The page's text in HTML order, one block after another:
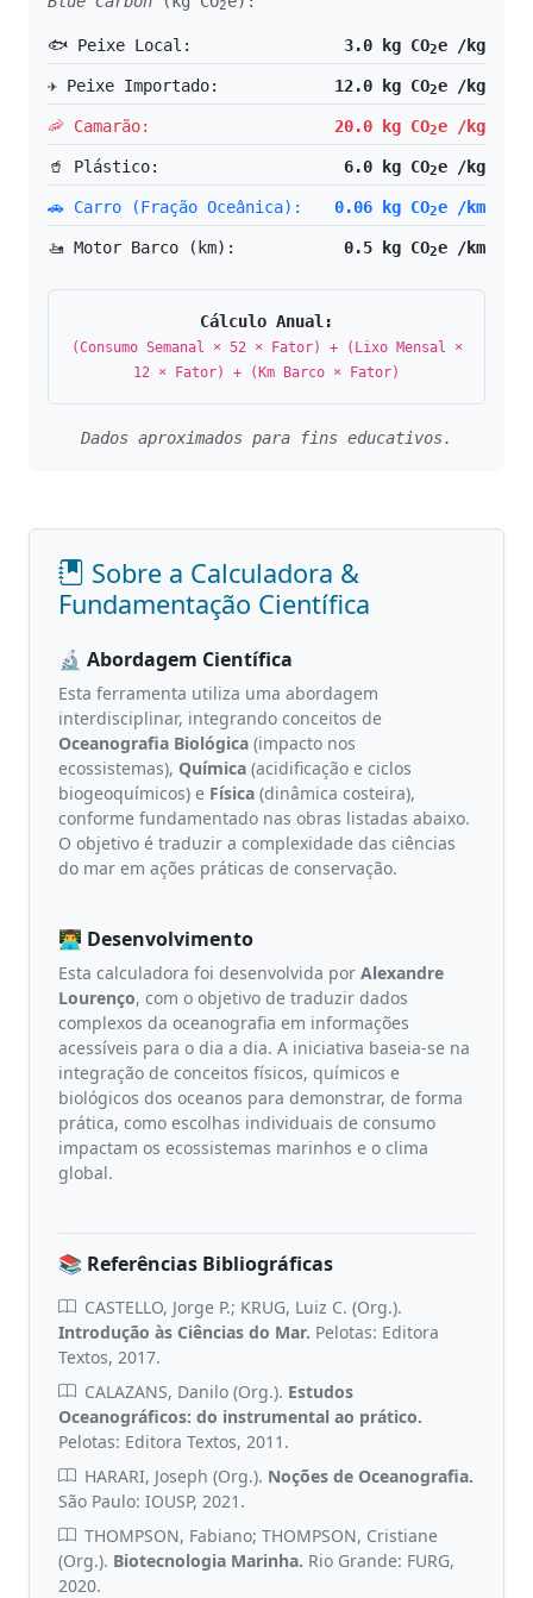
2
🐟 Peixe Local: 3.0 kg CO2e /kg
✈️ Peixe Importado: 12.0 kg CO2e /kg
🦐 Camarão: 20.0 kg CO2e /kg
🥤 Plástico: 6.0 kg CO2e /kg
🚗 Carro (Fração Oceânica): 0.06 kg CO2e /km
🚤 Motor Barco (km): 0.5 kg CO2e /km
Cálculo Anual:
(Consumo Semanal × 52 × Fator) + (Lixo Mensal ×
12 × Fator) + (Km Barco × Fator)
Dados aproximados para fins educativos.
Sobre a Calculadora &
Fundamentação Científica
🔬 Abordagem Científica
Esta ferramenta utiliza uma abordagem
interdisciplinar, integrando conceitos de
Oceanografia Biológica (impacto nos
ecossistemas), Química (acidificação e ciclos
biogeoquímicos) e Física (dinâmica costeira),
conforme fundamentado nas obras listadas abaixo.
O objetivo é traduzir a complexidade das ciências
do mar em ações práticas de conservação.
👨‍💻 Desenvolvimento
Esta calculadora foi desenvolvida por Alexandre
Lourenço, com o objetivo de traduzir dados
complexos da oceanografia em informações
acessíveis para o dia a dia. A iniciativa baseia-se na
integração de conceitos físicos, químicos e
biológicos dos oceanos para demonstrar, de forma
prática, como escolhas individuais de consumo
impactam os ecossistemas marinhos e o clima
global.
📚 Referências Bibliográficas
CASTELLO, Jorge P.; KRUG, Luiz C. (Org.).
Introdução às Ciências do Mar. Pelotas: Editora
Textos, 2017.
CALAZANS, Danilo (Org.). Estudos
Oceanográficos: do instrumental ao prático.
Pelotas: Editora Textos, 2011.
HARARI, Joseph (Org.). Noções de Oceanografia.
São Paulo: IOUSP, 2021.
THOMPSON, Fabiano; THOMPSON, Cristiane
(Org.). Biotecnologia Marinha. Rio Grande: FURG,
2020.